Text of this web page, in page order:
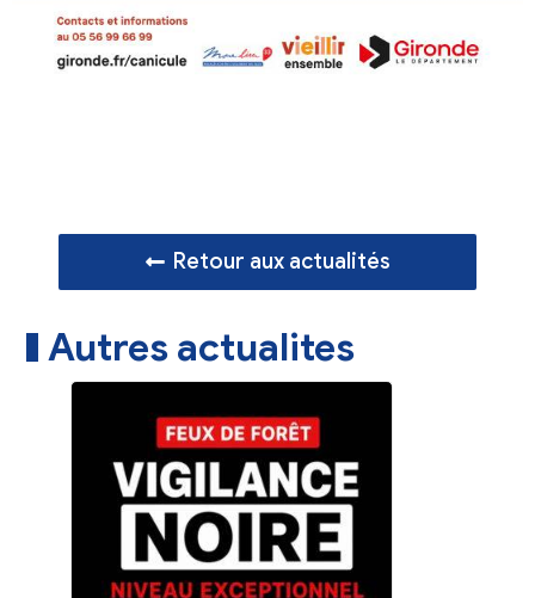
Retour aux actualités
Autres actualites